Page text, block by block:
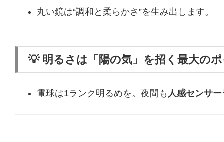
丸い鏡は“調和と柔らかさ”を生み出します。
💡 明るさは「陽の気」を招く最大のポ
電球は1ランク明るめを。夜間も 人感センサー